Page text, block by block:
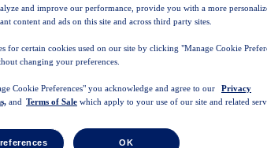
and improve our performance, provide you with a more
content and ads on this site and across third party sites.
for certain cookies used on our site by clicking "Manage Cookie
changing your preferences.
Cookie Preferences" you acknowledge and agree to our
Privacy
and Terms of Sale which apply to your use of our site and related
OK